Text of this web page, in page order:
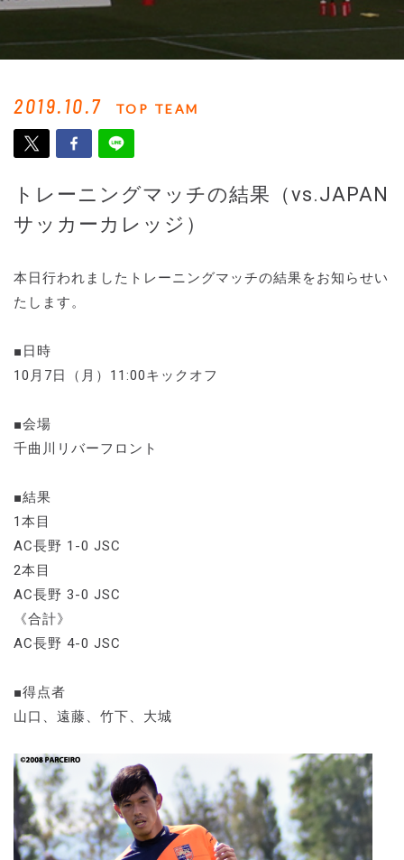
2019.10.7 TOP TEAM
トレーニングマッチの結果（vs.JAPAN
サッカーカレッジ）
本日行われましたトレーニングマッチの結果をお知らせい
たします。
■日時
10月7日（月）11:00キックオフ
■会場
千曲川リバーフロント
■結果
1本目
AC長野 1-0 JSC
2本目
AC長野 3-0 JSC
《合計》
AC長野 4-0 JSC
■得点者
山口、遠藤、竹下、大城